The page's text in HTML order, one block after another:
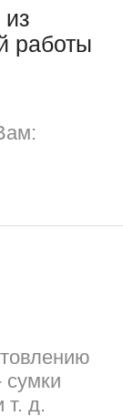
работы
сумки
т. д.